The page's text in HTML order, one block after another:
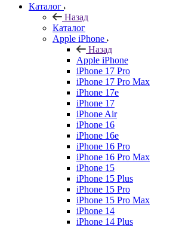
Каталог
Назад
Каталог
Apple iPhone
Назад
Apple iPhone
iPhone 17 Pro
iPhone 17 Pro Max
iPhone 17e
iPhone 17
iPhone Air
iPhone 16
iPhone 16e
iPhone 16 Pro
iPhone 16 Pro Max
iPhone 15
iPhone 15 Plus
iPhone 15 Pro
iPhone 15 Pro Max
iPhone 14
iPhone 14 Plus